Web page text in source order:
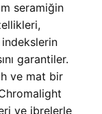
seramiğin
garantiler.
ve mat bir
ve ibrelerle